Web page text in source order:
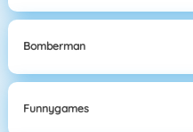
Bomberman
Funnygames